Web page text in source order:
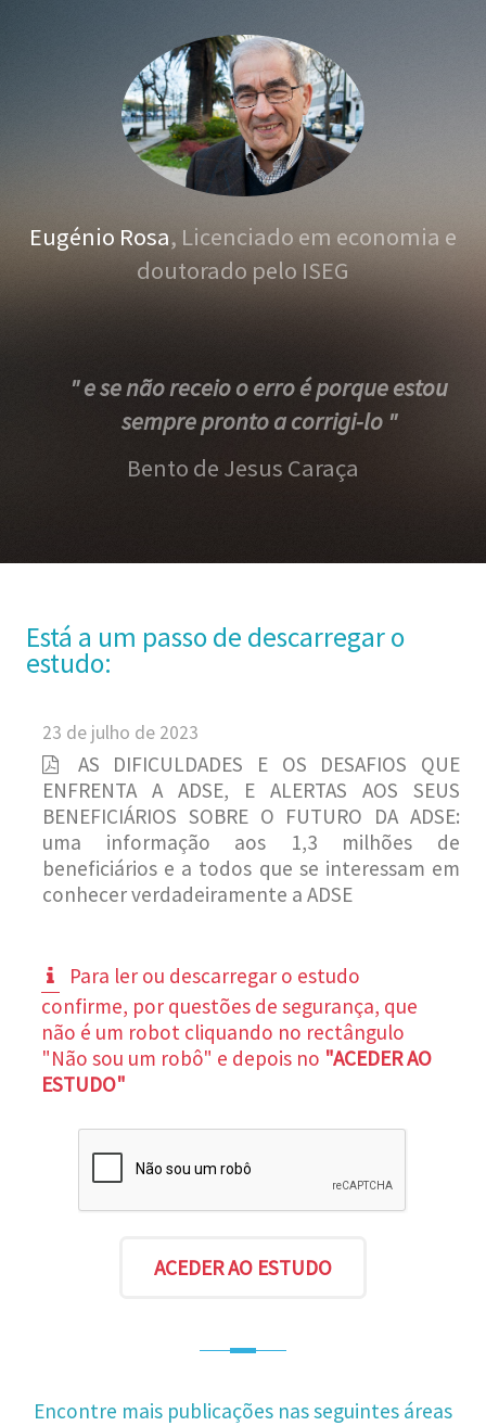
Eugénio Rosa, Licenciado em economia e
doutorado pelo ISEG
" e se não receio o erro é porque estou
sempre pronto a corrigi-lo "
Bento de Jesus Caraça
Está a um passo de descarregar o
estudo:
23 de julho de 2023
AS DIFICULDADES E OS DESAFIOS QUE
ENFRENTA A ADSE, E ALERTAS AOS SEUS
BENEFICIÁRIOS SOBRE O FUTURO DA ADSE:
uma informação aos 1,3 milhões de
beneficiários e a todos que se interessam em
conhecer verdadeiramente a ADSE
Para ler ou descarregar o estudo
confirme, por questões de segurança, que
não é um robot cliquando no rectângulo
"Não sou um robô" e depois no "ACEDER AO
ESTUDO"
Encontre mais publicações nas seguintes áreas